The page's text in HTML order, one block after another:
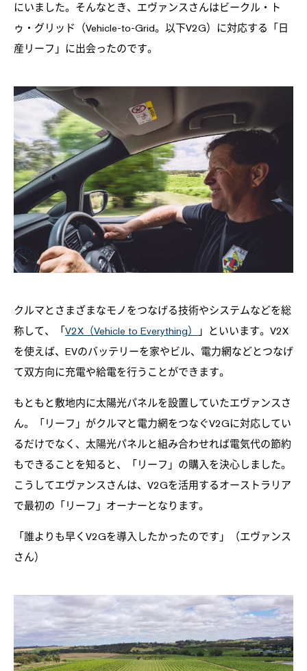
にいました。そんなとき、エヴァンスさんはビークル・ト
ゥ・グリッド（Vehicle-to-Grid。以下V2G）に対応する「日
産リーフ」に出会ったのです。
クルマとさまざまなモノをつなげる技術やシステムなどを総
称して、「V2X（Vehicle to Everything）
」といいます。V2X
を使えば、EVのバッテリーを家やビル、電力網などとつなげ
て双方向に充電や給電を行うことができます。
もともと敷地内に太陽光パネルを設置していたエヴァンスさ
ん。「リーフ」がクルマと電力網をつなぐV2Gに対応してい
るだけでなく、太陽光パネルと組み合わせれば電気代の節約
もできることを知ると、「リーフ」の購入を決心しました。
こうしてエヴァンスさんは、V2Gを活用するオーストラリア
で最初の「リーフ」オーナーとなります。
「誰よりも早くV2Gを導入したかったのです」（エヴァンス
さん）